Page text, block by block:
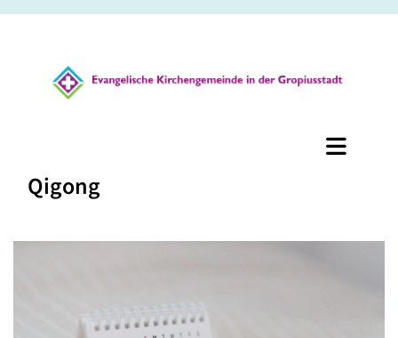
Qigong